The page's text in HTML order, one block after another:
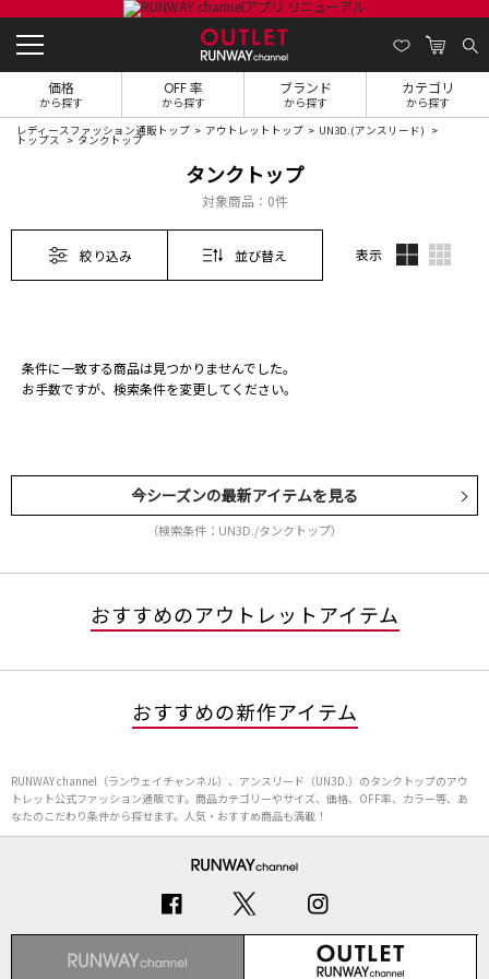
価格
から探す
OFF 率
から探す
ブランド
から探す
カテゴリ
から探す
レディースファッション通販トップ アウトレットトップ UN3D.(アンスリード)
トップス タンクトップ
タンクトップ
対象商品： 0件
絞り込み 並び替え 表示
条件に一致する商品は見つかりませんでした。
お手数ですが、検索条件を変更してください。
今シーズンの最新アイテムを見る
（検索条件：UN3D./タンクトップ）
おすすめのアウトレットアイテム
おすすめの新作アイテム
RUNWAY channel（ランウェイチャンネル）、アンスリード（UN3D.）のタンクトップのアウ
トレット公式ファッション通販です。商品カテゴリーやサイズ、価格、OFF率、カラー等、あ
なたのこだわり条件から探せます。人気・おすすめ商品も満載！